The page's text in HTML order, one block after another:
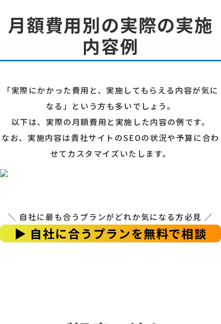
月額費用別の実際の実施
内容例
「実際にかかった費用と、実施してもらえる内容が気に
なる」という方も多いでしょう。
以下は、実際の月額費用と実施した内容の例です。
なお、実施内容は貴社サイトのSEOの状況や予算に合わ
せてカスタマイズいたします。
＼ 自社に最も合うプランがどれか気になる方必見 ／
▶ 自社に合うプランを無料で相談